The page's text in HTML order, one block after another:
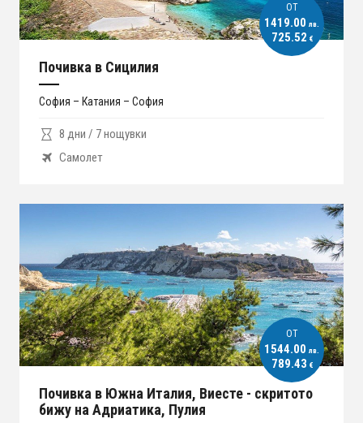
ОT
1419.00 лв.
725.52 €
Почивка в Сицилия
София – Катания – София
8 дни / 7 нощувки
Самолет
ОT
1544.00 лв.
789.43 €
Почивка в Южна Италия, Виесте - скритото
бижу на Адриатика, Пулия